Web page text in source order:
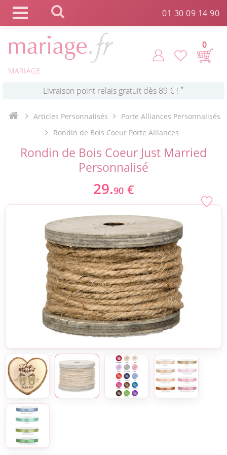
01 30 09 14 90
MARIAGE
0
Commande expédiée en 24h !
Click and Collect en 2 H gratuit !
Payez votre commande en 4X sans frais *
Articles Personnalisés
Porte Alliances Personnalisés
Rondin de Bois Coeur Porte Alliances
Rondin de Bois Coeur Just Married
Personnalisé
29.90 €
Panneau de gestion des cookies